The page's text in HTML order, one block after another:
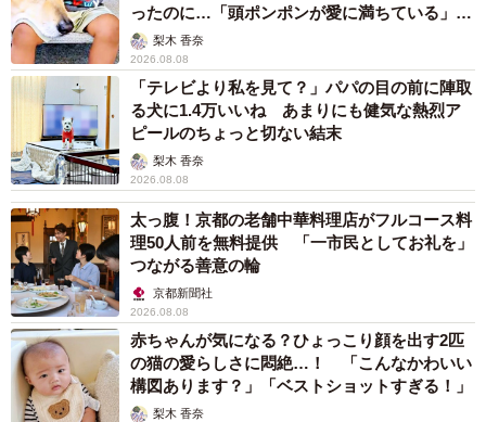
ったのに…「頭ポンポンが愛に満ちている」
「尊…」
梨木 香奈
2026.08.08
「テレビより私を見て？」パパの目の前に陣取
る犬に1.4万いいね あまりにも健気な熱烈ア
ピールのちょっと切ない結末
梨木 香奈
2026.08.08
太っ腹！京都の老舗中華料理店がフルコース料
理50人前を無料提供 「一市民としてお礼を」
つながる善意の輪
京都新聞社
2026.08.08
赤ちゃんが気になる？ひょっこり顔を出す2匹
の猫の愛らしさに悶絶…！ 「こんなかわいい
構図あります？」「ベストショットすぎる！」
梨木 香奈